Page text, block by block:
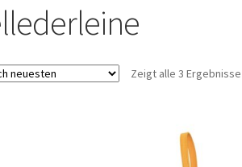
Zeigt alle 3 Ergebnisse